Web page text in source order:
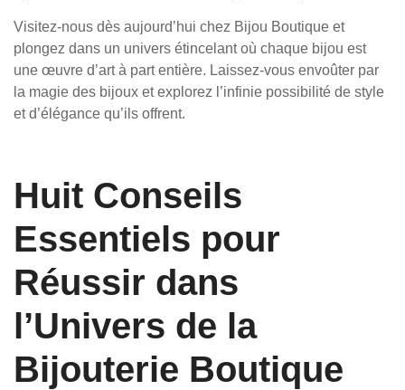
Visitez-nous dès aujourd’hui chez Bijou Boutique et
plongez dans un univers étincelant où chaque bijou est
une œuvre d’art à part entière. Laissez-vous envoûter par
la magie des bijoux et explorez l’infinie possibilité de style
et d’élégance qu’ils offrent.
Huit Conseils
Essentiels pour
Réussir dans
l’Univers de la
Bijouterie Boutique